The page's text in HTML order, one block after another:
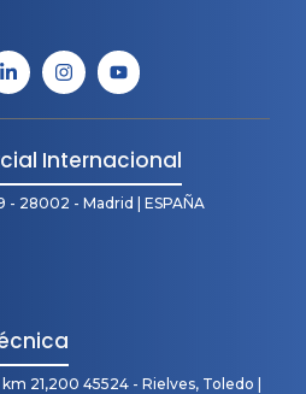
Internacional
- 28002 - Madrid | ESPAÑA
21,200 45524 - Rielves, Toledo |